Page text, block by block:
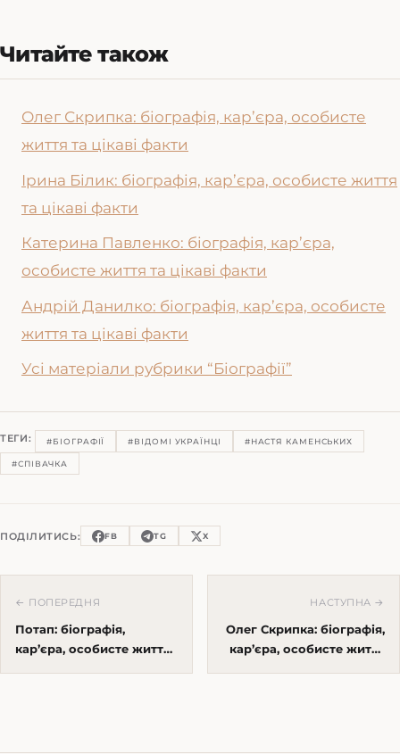
Читайте також
Олег Скрипка: біографія, кар’єра, особисте
життя та цікаві факти
Ірина Білик: біографія, кар’єра, особисте життя
та цікаві факти
Катерина Павленко: біографія, кар’єра,
особисте життя та цікаві факти
Андрій Данилко: біографія, кар’єра, особисте
життя та цікаві факти
Усі матеріали рубрики “Біографії”
ТЕГИ: #БІОГРАФІЇ #ВІДОМІ УКРАЇНЦІ #НАСТЯ КАМЕНСЬКИХ
#СПІВАЧКА
ПОДІЛИТИСЬ: FB TG X
← ПОПЕРЕДНЯ
Потап: біографія,
кар’єра, особисте життя
НАСТУПНА →
Олег Скрипка: біографія,
кар’єра, особисте життя